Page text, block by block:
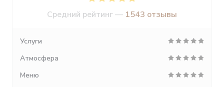
Средний рейтинг — 1543 отзывы
Услуги
Атмосфера
Меню